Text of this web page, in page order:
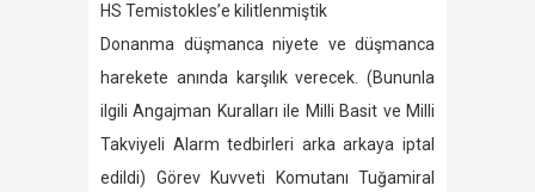
HS Temistokles’e kilitlenmiştik
Donanma düşmanca niyete ve düşmanca
harekete anında karşılık verecek. (Bununla
ilgili Angajman Kuralları ile Milli Basit ve Milli
Takviyeli Alarm tedbirleri arka arkaya iptal
edildi) Görev Kuvveti Komutanı Tuğamiral